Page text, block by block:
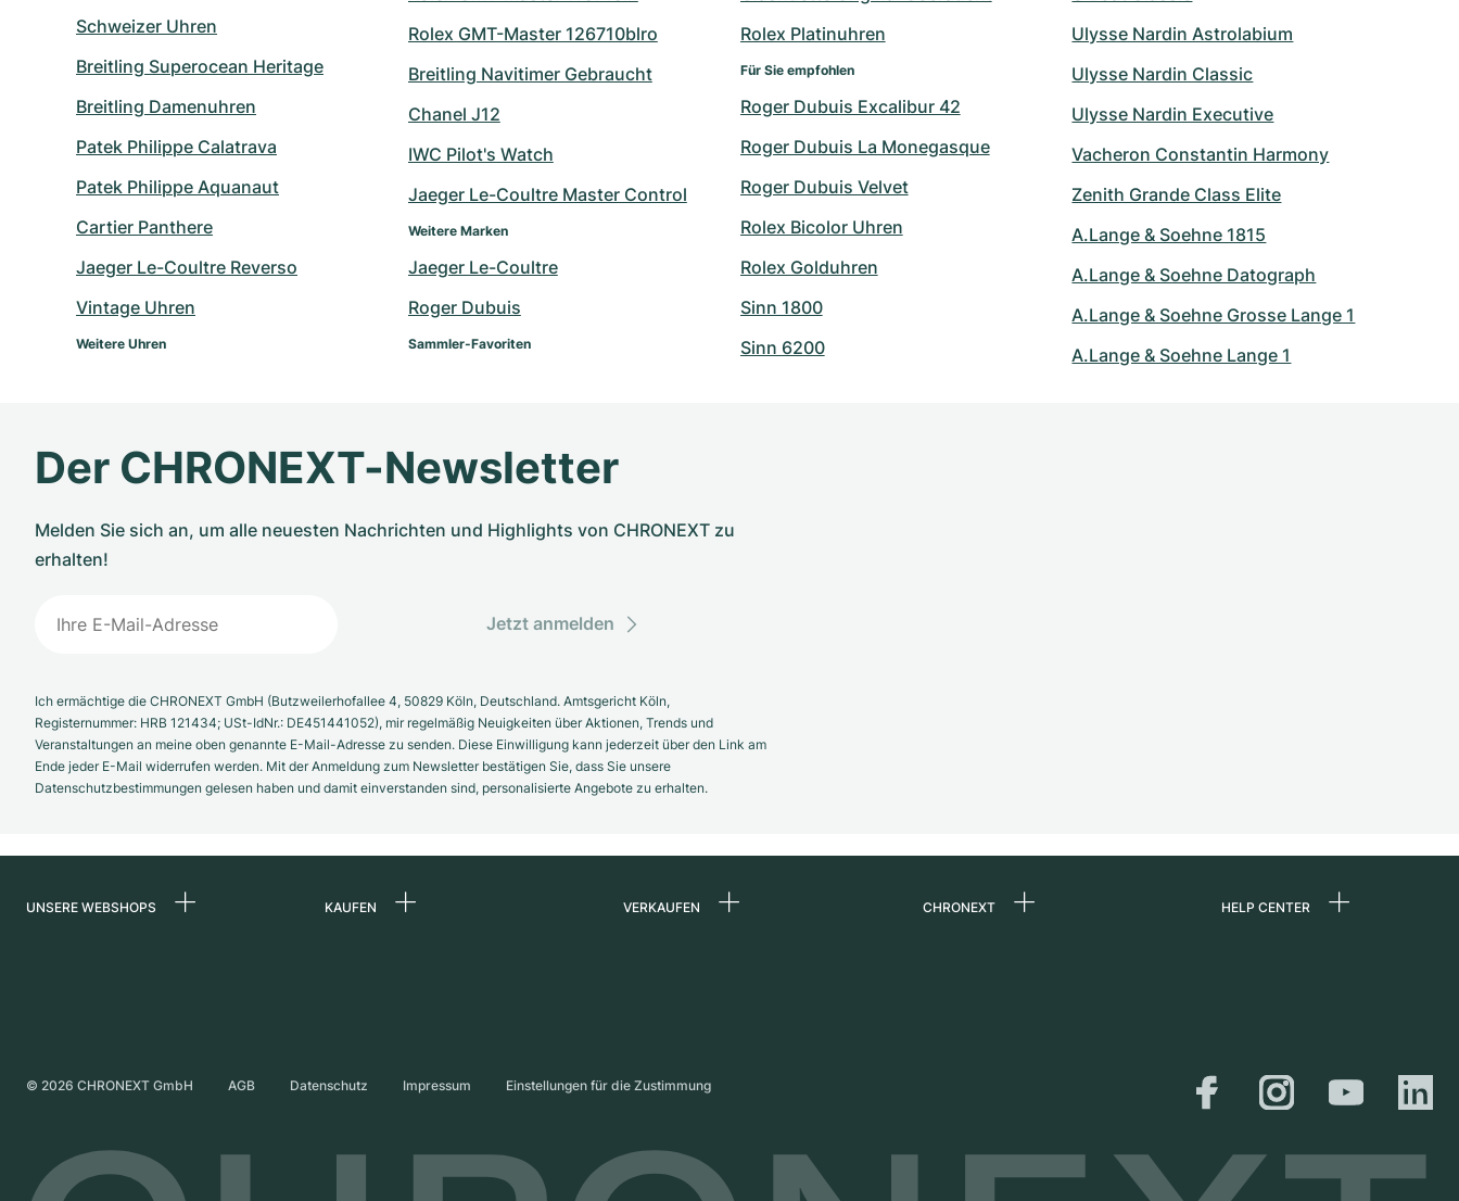
Schweizer Uhren
Breitling Superocean Heritage
Breitling Damenuhren
Patek Philippe Calatrava
Patek Philippe Aquanaut
Cartier Panthere
Jaeger Le-Coultre Reverso
Vintage Uhren
Weitere Uhren
Rolex GMT-Master 126710blro
Breitling Navitimer Gebraucht
Chanel J12
IWC Pilot's Watch
Jaeger Le-Coultre Master Control
Weitere Marken
Jaeger Le-Coultre
Roger Dubuis
Sammler-Favoriten
Rolex Platinuhren
Für Sie empfohlen
Roger Dubuis Excalibur 42
Roger Dubuis La Monegasque
Roger Dubuis Velvet
Rolex Bicolor Uhren
Rolex Golduhren
Sinn 1800
Sinn 6200
Ulysse Nardin Astrolabium
Ulysse Nardin Classic
Ulysse Nardin Executive
Vacheron Constantin Harmony
Zenith Grande Class Elite
A.Lange & Soehne 1815
A.Lange & Soehne Datograph
A.Lange & Soehne Grosse Lange 1
A.Lange & Soehne Lange 1
Der CHRONEXT-Newsletter
Melden Sie sich an, um alle neuesten Nachrichten und Highlights von CHRONEXT zu
erhalten!
Jetzt anmelden
Ich ermächtige die CHRONEXT GmbH (Butzweilerhofallee 4, 50829 Köln, Deutschland. Amtsgericht Köln,
Registernummer: HRB 121434; USt-IdNr.: DE451441052), mir regelmäßig Neuigkeiten über Aktionen, Trends und
Veranstaltungen an meine oben genannte E-Mail-Adresse zu senden. Diese Einwilligung kann jederzeit über den Link am
Ende jeder E-Mail widerrufen werden. Mit der Anmeldung zum Newsletter bestätigen Sie, dass Sie unsere
Datenschutzbestimmungen gelesen haben und damit einverstanden sind, personalisierte Angebote zu erhalten.
UNSERE WEBSHOPS
Vereinigtes Königreich
KAUFEN VERKAUFEN CHRONEXT HELP CENTER
Versand &
Rückgaberecht
© 2026 CHRONEXT GmbH AGB Datenschutz Impressum Einstellungen für die Zustimmung